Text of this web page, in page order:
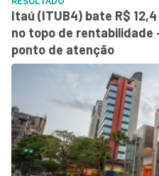
Itaú (ITUB4) bate R$
no topo de
ponto de atenção